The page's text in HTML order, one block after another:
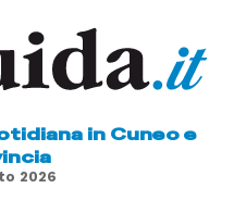
in Cuneo e
2026